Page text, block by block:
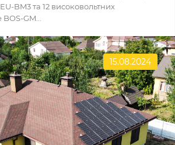
BM3 та 12 високовольтних
GM...
15.08.2024